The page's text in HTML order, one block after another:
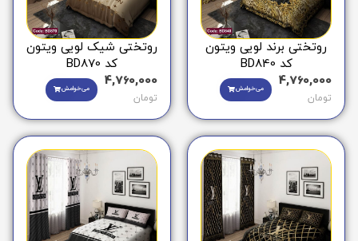
روتختی برند لویی ویتون
کد BD840
4,760,000
تومان
می‌خوامش
روتختی شیک لویی ویتون
کد BD870
4,760,000
تومان
می‌خوامش